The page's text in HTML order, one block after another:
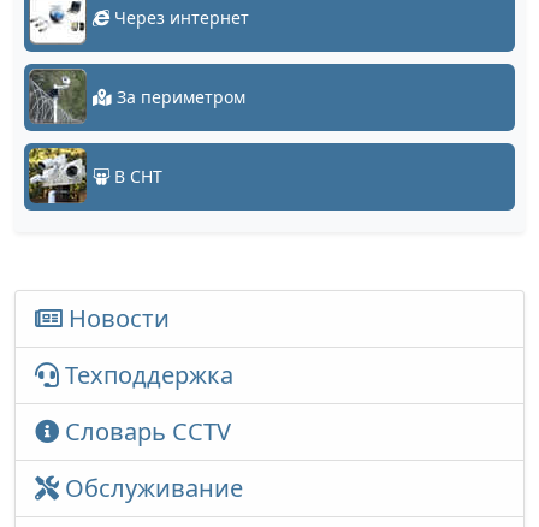
Через интернет
За периметром
В СНТ
Новости
Техподдержка
Словарь CCTV
Обслуживание